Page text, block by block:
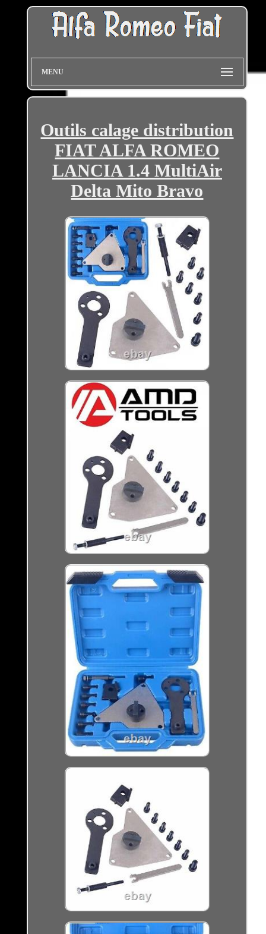
MENU
Outils calage distribution
FIAT ALFA ROMEO
LANCIA 1.4 MultiAir
Delta Mito Bravo